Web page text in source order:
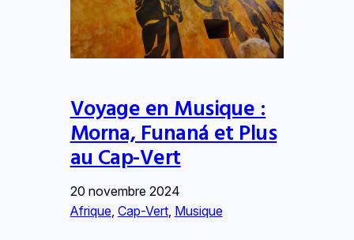
Voyage en Musique :
Morna, Funaná et Plus
au Cap-Vert
20 novembre 2024
Afrique, Cap-Vert, Musique